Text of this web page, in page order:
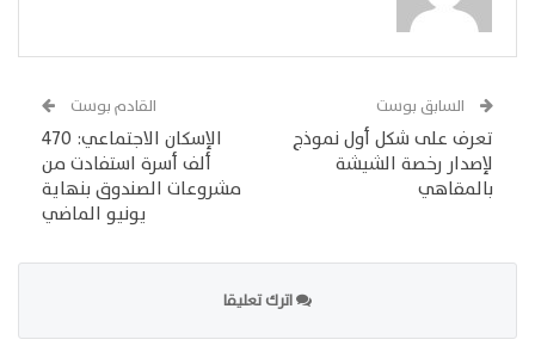
السابق بوست
تعرف على شكل أول نموذج
لإصدار رخصة الشيشة
بالمقاهي
القادم بوست
الإسكان الاجتماعي: 470
ألف أسرة استفادت من
مشروعات الصندوق بنهاية
يونيو الماضي
اترك تعليقا